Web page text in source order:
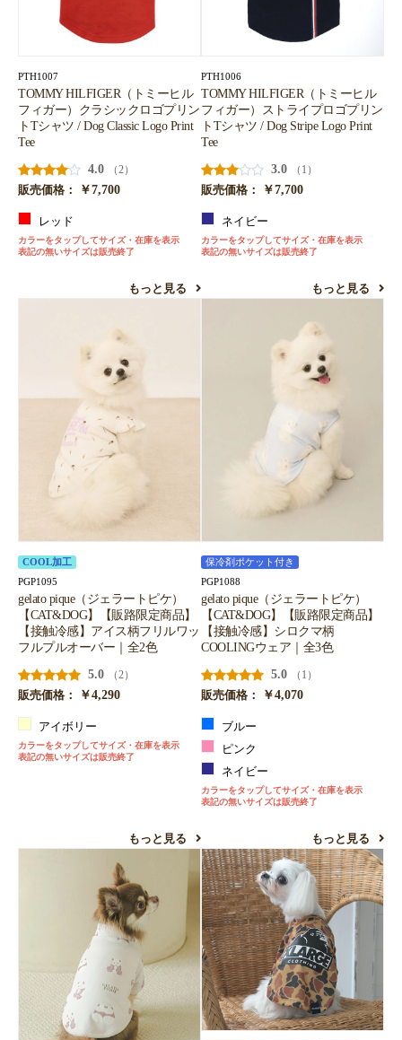
PTH1007
TOMMY HILFIGER（トミーヒル
フィガー）クラシックロゴプリン
トTシャツ / Dog Classic Logo Print
Tee
4.0
（2）
販売価格：
￥7,700
レッド
カラーをタップしてサイズ・在庫を表示
表記の無いサイズは販売終了
もっと見る
PTH1006
TOMMY HILFIGER（トミーヒル
フィガー）ストライプロゴプリン
トTシャツ / Dog Stripe Logo Print
Tee
3.0
（1）
販売価格：
￥7,700
ネイビー
カラーをタップしてサイズ・在庫を表示
表記の無いサイズは販売終了
もっと見る
COOL加工
PGP1095
gelato pique（ジェラートピケ）
【CAT&DOG】【販路限定商品】
【接触冷感】アイス柄フリルワッ
フルプルオーバー｜全2色
5.0
（2）
販売価格：
￥4,290
アイボリー
カラーをタップしてサイズ・在庫を表示
表記の無いサイズは販売終了
もっと見る
保冷剤ポケット付き
PGP1088
gelato pique（ジェラートピケ）
【CAT&DOG】【販路限定商品】
【接触冷感】シロクマ柄
COOLINGウェア｜全3色
5.0
（1）
販売価格：
￥4,070
ブルー
ピンク
ネイビー
カラーをタップしてサイズ・在庫を表示
表記の無いサイズは販売終了
もっと見る